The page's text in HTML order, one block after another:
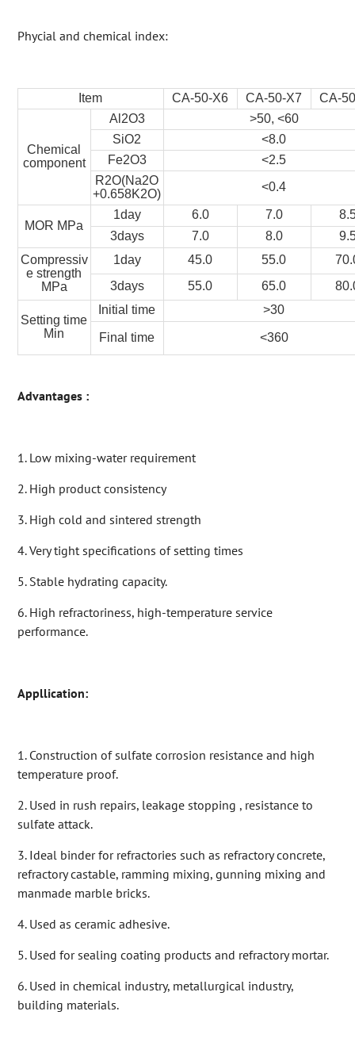
Phycial and chemical index:
Item CA-50-X6 CA-50-X7 CA-
Chemical
component
Al2O3
>50, <60
SiO2
<8.0
Fe2O3
<2.5
R2O(Na2O
+0.658K2O)
<0.4
MOR MPa
1day 6.0 7.0
3days
7.0 8.0
Compressiv
e strength
MPa
1day 45.0 55.0
3days
55.0 65.0
Setting time
Min
Initial time >30
Final time <360
Advantages :
1. Low mixing-water requirement
2. High product consistency
3. High cold and sintered strength
4. Very tight specifications of setting times
5. Stable hydrating capacity.
6. High refractoriness, high-temperature service
performance.
Appllication:
1. Construction of sulfate corrosion resistance and high
temperature proof.
2. Used in rush repairs, leakage stopping , resistance to
sulfate attack.
3. Ideal binder for refractories such as refractory concrete,
refractory castable, ramming mixing, gunning mixing and
manmade marble bricks.
4. Used as ceramic adhesive.
5. Used for sealing coating products and refractory mortar.
6. Used in chemical industry, metallurgical industry,
building materials.